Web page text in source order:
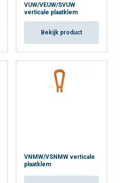
VUW/VEUW/SVUW
verticale plaatklem
Bekijk product
VNMW/VSNMW verticale
plaatklem